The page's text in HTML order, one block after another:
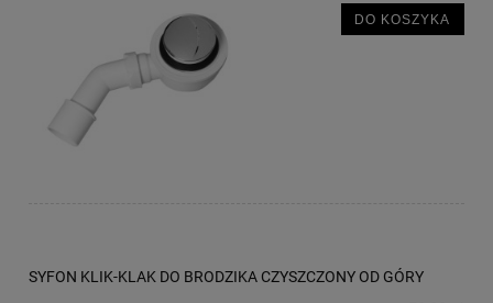
DO KOSZYKA
SYFON KLIK-KLAK DO BRODZIKA CZYSZCZONY OD GÓRY